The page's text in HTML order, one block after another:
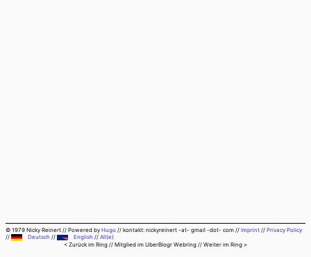
© 1979 Nicky Reinert // Powered by Hugo // kontakt: nickyreinert -at- gmail -dot- com // Imprint // Privacy Policy
//
Deutsch // English // All(e)
< Zurück im Ring // Mitglied im UberBlogr Webring // Weiter im Ring >